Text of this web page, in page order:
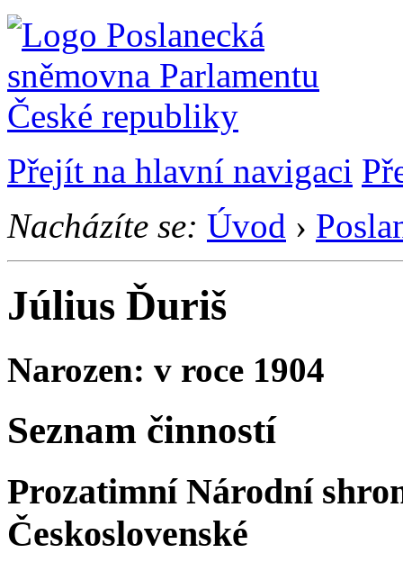
Přejít na hlavní navigaci
Nacházíte se: Úvod ›
Július Ďuriš
Narozen: v roce 1904
Seznam činností
Prozatimní Národní
Československé